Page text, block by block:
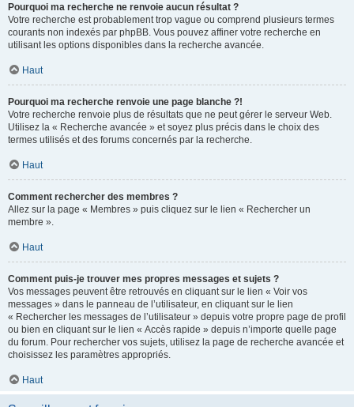
Pourquoi ma recherche ne renvoie aucun résultat ?
Votre recherche est probablement trop vague ou comprend plusieurs termes
courants non indexés par phpBB. Vous pouvez affiner votre recherche en
utilisant les options disponibles dans la recherche avancée.
Haut
Pourquoi ma recherche renvoie une page blanche ?!
Votre recherche renvoie plus de résultats que ne peut gérer le serveur Web.
Utilisez la « Recherche avancée » et soyez plus précis dans le choix des
termes utilisés et des forums concernés par la recherche.
Haut
Comment rechercher des membres ?
Allez sur la page « Membres » puis cliquez sur le lien « Rechercher un
membre ».
Haut
Comment puis-je trouver mes propres messages et sujets ?
Vos messages peuvent être retrouvés en cliquant sur le lien « Voir vos
messages » dans le panneau de l’utilisateur, en cliquant sur le lien
« Rechercher les messages de l’utilisateur » depuis votre propre page de profil
ou bien en cliquant sur le lien « Accès rapide » depuis n’importe quelle page
du forum. Pour rechercher vos sujets, utilisez la page de recherche avancée et
choisissez les paramètres appropriés.
Haut